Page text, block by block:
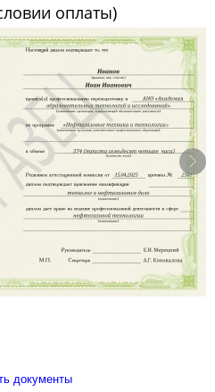
оплаты)
документы